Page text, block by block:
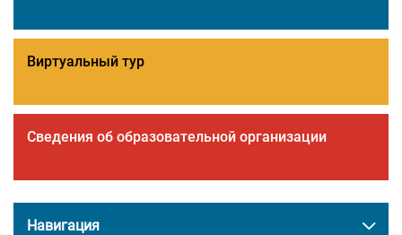
Виртуальный тур
Сведения об образовательной организации
Навигация